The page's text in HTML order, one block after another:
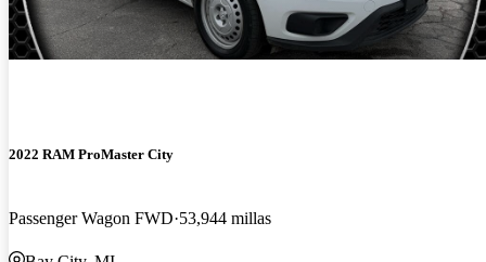
2022 RAM ProMaster City
Passenger Wagon FWD 53,944 millas